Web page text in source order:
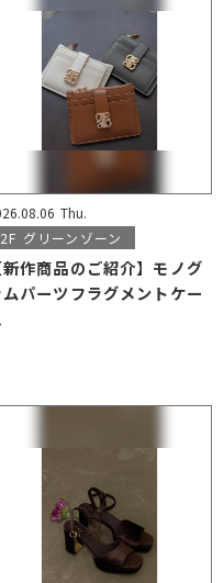
Thu.
2F グリーンゾーン
新作商品のご紹介】モノグ
ムパーツフラグメントケー